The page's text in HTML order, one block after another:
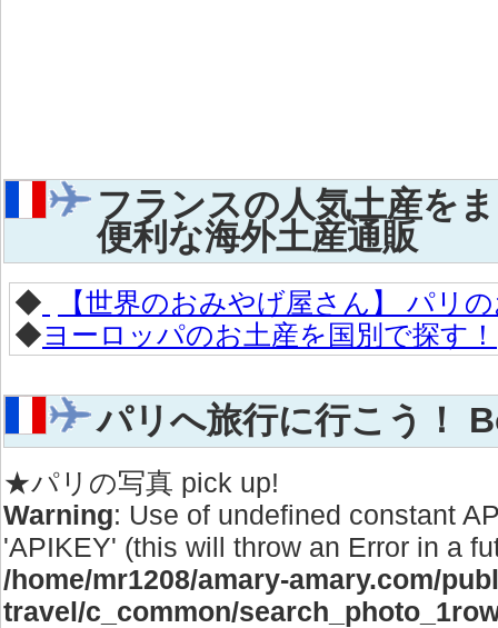
フランスの人気土産を
便利な海外土産通販
◆
【世界のおみやげ屋さん】 パリ
◆ヨーロッパのお土産を国別で探す！
パリへ旅行に行こう！
★パリの写真 pick up!
Warning: Use of undefined constant
'APIKEY' (this will throw an Error in a
/home/mr1208/amary-amary.com/
travel/c_common/